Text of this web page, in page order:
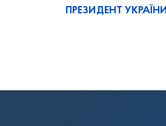
ПРЕЗИДЕНТ УКРАЇНИ